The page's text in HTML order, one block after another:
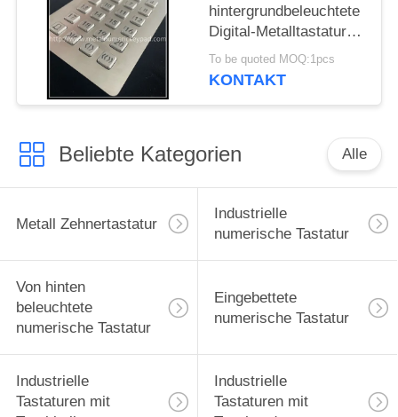
hintergrundbeleuchtete
Digital-Metalltastatur
der Vandalen-
beständige Tastatur-24
To be quoted MOQ:1pcs
KONTAKT
Beliebte Kategorien Alle
Metall Zehnertastatur
Industrielle
numerische Tastatur
Von hinten
beleuchtete
numerische Tastatur
Eingebettete
numerische Tastatur
Industrielle
Tastaturen mit
Industrielle
Tastaturen mit